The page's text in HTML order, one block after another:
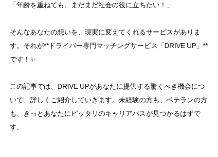
「年齢を重ねても、まだまだ社会の役に立ちたい！」
そんなあなたの想いを、現実に変えてくれるサービスがありま
す。それが**ドライバー専門マッチングサービス「DRIVE UP」**
です！✨
この記事では、DRIVE UPがあなたに提供する驚くべき機会につ
いて、詳しくご紹介していきます。未経験の方も、ベテランの方
も、きっとあなたにピッタリのキャリアパスが見つかるはずで
す。